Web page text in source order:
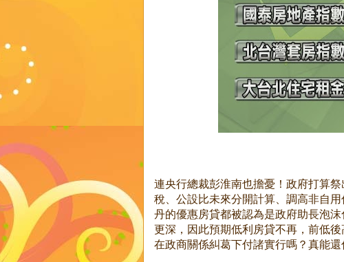
連央行總裁彭淮南也擔憂！政府打算
稅、公設比未來分開計算、調高非自
丹的優惠房貸都被認為是政府助長泡
更深，因此預期低利房貸不再，前低
在政商關係糾葛下付諸實行嗎？真能